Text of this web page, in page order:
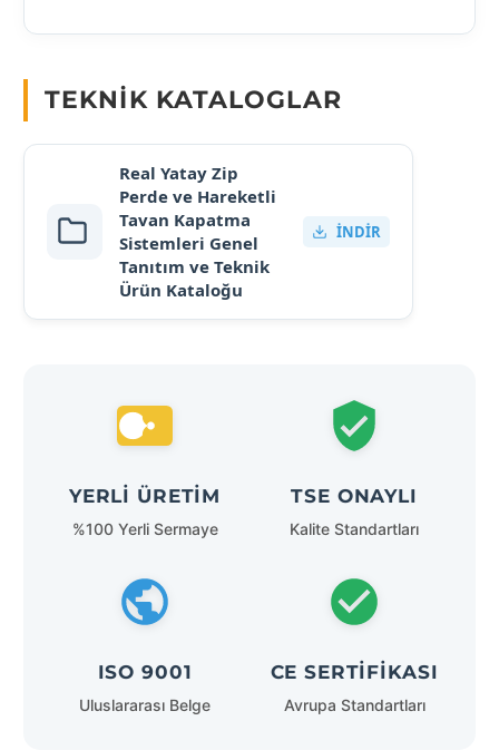
TEKNIK KATALOGLAR
Real Yatay Zip
Perde ve Hareketli
Tavan Kapatma
Sistemleri Genel
Tanıtım ve Teknik
Ürün Kataloğu
İNDIR
YERLI ÜRETIM
%100 Yerli Sermaye
TSE ONAYLI
Kalite Standartları
ISO 9001
Uluslararası Belge
CE SERTIFIKASI
Avrupa Standartları